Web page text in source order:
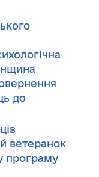
до
ветеранок
програму